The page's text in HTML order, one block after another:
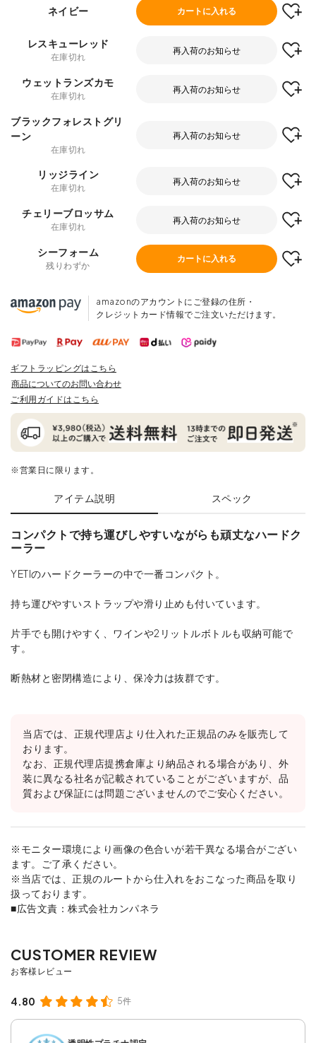
ネイビー カートに入れる
レスキューレッド
在庫切れ
再入荷のお知らせ
ウェットランズカモ
在庫切れ
再入荷のお知らせ
ブラックフォレストグリ
ーン
在庫切れ
再入荷のお知らせ
リッジライン
在庫切れ
再入荷のお知らせ
チェリーブロッサム
在庫切れ
再入荷のお知らせ
シーフォーム
残りわずか
カートに入れる
amazonのアカウントにご登録の住所・
クレジットカード情報でご注文いただけます。
ギフトラッピングはこちら
商品についてのお問い合わせ
ご利用ガイドはこちら
※営業日に限ります。
アイテム説明 スペック
コンパクトで持ち運びしやすいながらも頑丈なハードク
ーラー
YETIのハードクーラーの中で一番コンパクト。
持ち運びやすいストラップや滑り止めも付いています。
片手でも開けやすく、ワインや2リットルボトルも収納可能で
す。
断熱材と密閉構造により、保冷力は抜群です。
当店では、正規代理店より仕入れた正規品のみを販売して
おります。
なお、正規代理店提携倉庫より納品される場合があり、外
装に異なる社名が記載されていることがございますが、品
質および保証には問題ございませんのでご安心ください。
※モニター環境により画像の色合いが若干異なる場合がござい
ます。ご了承ください。
※当店では、正規のルートから仕入れをおこなった商品を取り
扱っております。
■広告文責：株式会社カンパネラ
4.80 5件